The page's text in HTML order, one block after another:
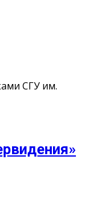
СГУ им.